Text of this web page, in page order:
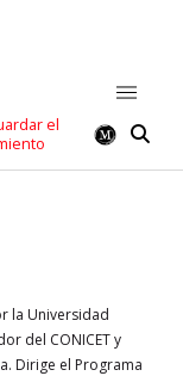
el
la Universidad
del CONICET y
Dirige el Programa